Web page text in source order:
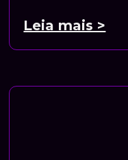
Leia mais >